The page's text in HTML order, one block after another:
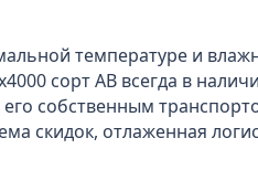
температуре и
сорт АВ всегда в
собственным
скидок, отлаженная